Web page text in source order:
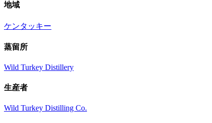
地域
ケンタッキー
蒸留所
Wild Turkey Distillery
生産者
Wild Turkey Distilling Co.